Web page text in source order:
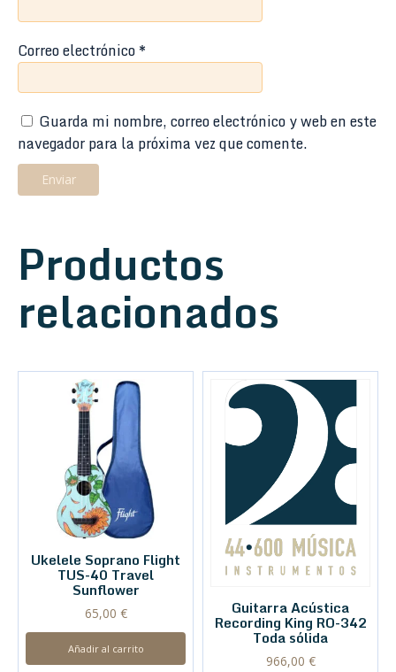
Correo electrónico*
Guarda mi nombre, correo electrónico y web en este
navegador para la próxima vez que comente.
Productos
relacionados
Ukelele Soprano Flight
TUS-40 Travel
Sunflower
65,00 €
Añadir al carrito
Guitarra Acústica
Recording King RO-342
Toda sólida
966,00 €